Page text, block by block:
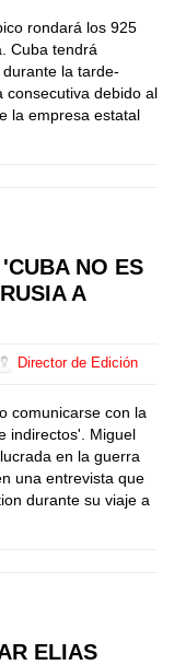
rondará los 925
Cuba tendrá
la tarde-
consecutiva debido al
la empresa estatal
NO ES
A
Director de Edición
comunicarse con la
indirectos'. Miguel
en la guerra
una entrevista que
durante su viaje a
ELIAS